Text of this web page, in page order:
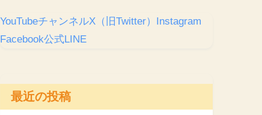
YouTubeチャンネルX（旧Twitter） Instagram
Facebook公式LINE
最近の投稿